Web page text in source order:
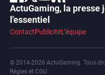
ActuGaming, la presse
l'essentiel
ContactPublicitéL’équipe
© 2014-2026 ActuGaming. Tous
Règles et CGU